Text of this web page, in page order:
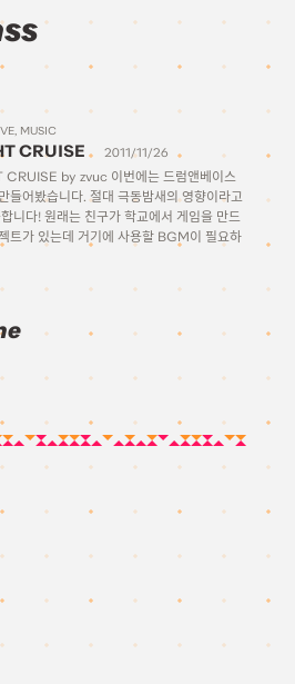
MUSIC
CRUISE
2011/11/26
by zvuc 이번에는 드럼앤베이스
들어봤습니다. 절대 극동밤새의 영향이라고
니다! 원래는 친구가 학교에서 게임을 만드
트가 있는데 거기에 사용할 BGM이 필요하